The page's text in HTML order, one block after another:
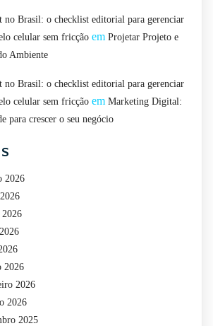
Brasil: o checklist editorial para gerenciar
celular sem fricção em Projetar Projeto e
Ambiente
Brasil: o checklist editorial para gerenciar
celular sem fricção em Marketing Digital:
para crescer o seu negócio
2026
2026
2026
2026
2025